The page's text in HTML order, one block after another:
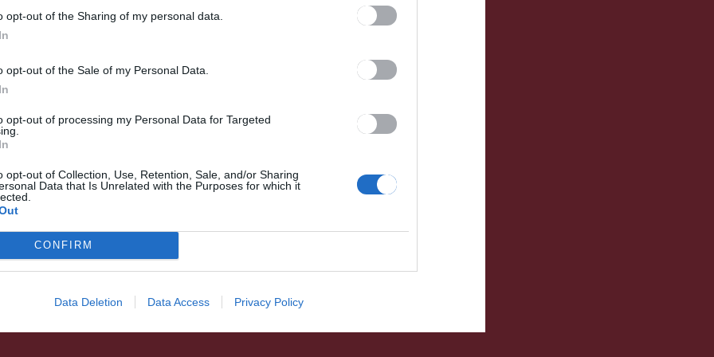
opt-out of the Sharing of my personal data.
opt-out of the Sale of my Personal Data.
opt-out of processing my Personal Data for Targeted
opt-out of Collection, Use, Retention, Sale, and/or Sharing
Data that Is Unrelated with the Purposes for which it
CONFIRM
Data Deletion Data Access Privacy Policy
HÍRLISTA
háziorvosok listáját,
négyezren jelentkeztek